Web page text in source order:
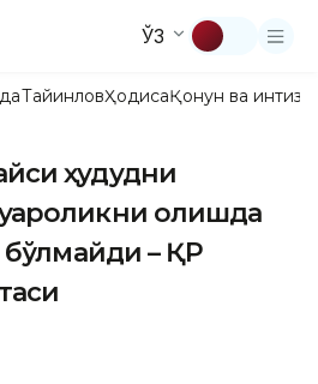
ЎЗ
ТайинловҲодисаҚонун ва
ҳудудни
олишда
бўлмайди – ҚР